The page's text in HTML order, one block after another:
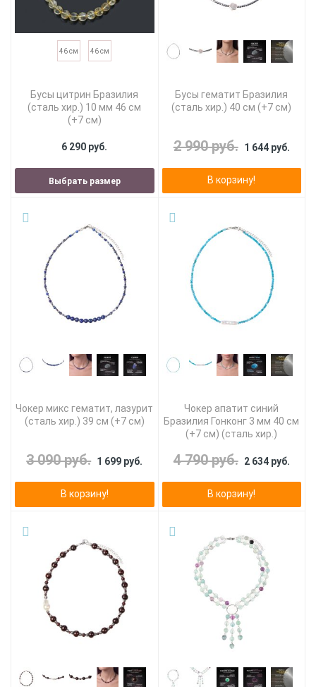
46 см 46 см
Бусы цитрин Бразилия
(сталь хир.) 10 мм 46 см
(+7 см)
6 290 руб.
Выбрать размер
Бусы гематит Бразилия
(сталь хир.) 40 см (+7 см)
2 990 руб. 1 644 руб.
В корзину!
Чокер микс гематит, лазурит
(сталь хир.) 39 см (+7 см)
3 090 руб. 1 699 руб.
В корзину!
Чокер апатит синий
Бразилия Гонконг 3 мм 40 см
(+7 см) (сталь хир.)
4 790 руб. 2 634 руб.
В корзину!